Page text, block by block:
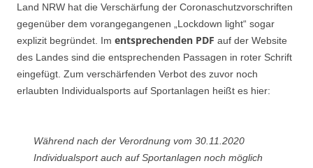
Land NRW hat die Verschärfung der Coronaschutzvorschriften
gegenüber dem vorangegangenen „Lockdown light“ sogar
explizit begründet. Im entsprechenden PDF auf der Website
des Landes sind die entsprechenden Passagen in roter Schrift
eingefügt. Zum verschärfenden Verbot des zuvor noch
erlaubten Individualsports auf Sportanlagen heißt es hier:
Während nach der Verordnung vom 30.11.2020
Individualsport auch auf Sportanlagen noch möglich